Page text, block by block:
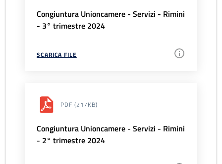
Congiuntura Unioncamere - Servizi - Rimini
- 3° trimestre 2024
SCARICA FILE
PDF (217KB)
Congiuntura Unioncamere - Servizi - Rimini
- 2° trimestre 2024